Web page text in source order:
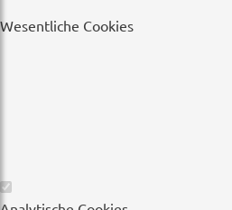
Wesentliche Cookies
Wesentliche